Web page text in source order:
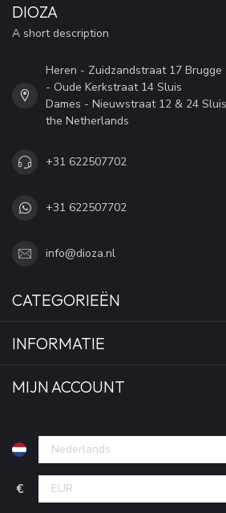
DIOZA
A short description
Heren - Zuidzandstraat 17
- Oude Kerkstraat 14 Sluis
Dames - Nieuwstraat 12 & 24 Sluis
the Netherlands
+31 622507702
+31 622507702
info@dioza.nl
CATEGORIEËN
INFORMATIE
MIJN ACCOUNT
€